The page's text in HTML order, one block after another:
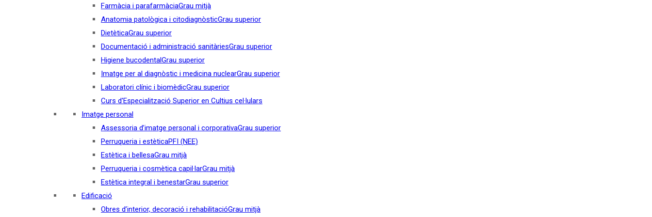
Farmàcia i parafarmàciaGrau mitjà
Anatomia patològica i citodiagnòsticGrau superior
DietèticaGrau superior
Documentació i administració sanitàriesGrau superior
Higiene bucodentalGrau superior
Imatge per al diagnòstic i medicina nuclearGrau superior
Laboratori clínic i biomèdicGrau superior
Curs d'Especialització Superior en Cultius cel·lulars
Imatge personal
Assessoria d’imatge personal i corporativaGrau superior
Perruqueria i estèticaPFI (NEE)
Estètica i bellesaGrau mitjà
Perruqueria i cosmètica capil·larGrau mitjà
Estètica integral i benestarGrau superior
Edificació
Obres d’interior, decoració i rehabilitacióGrau mitjà